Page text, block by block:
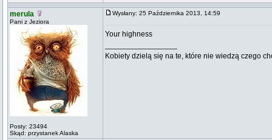
merula
Pani z Jeziora
Posty: 23494
Skąd: przystanek Alaska
Wysłany: 25 Października 2013, 14:59
Your highness
Kobiety dzielą się na te, które nie wiedzą czego